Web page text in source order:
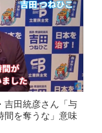
吉田統彦さん「与
間を奪うな」意味